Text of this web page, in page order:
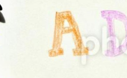
書籍・雑誌出版
ソーシャルグッド